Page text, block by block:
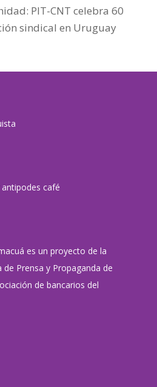
PIT-CNT celebra 60
sindical en Uruguay
café
es un proyecto de la
de Prensa y Propaganda de
de bancarios del